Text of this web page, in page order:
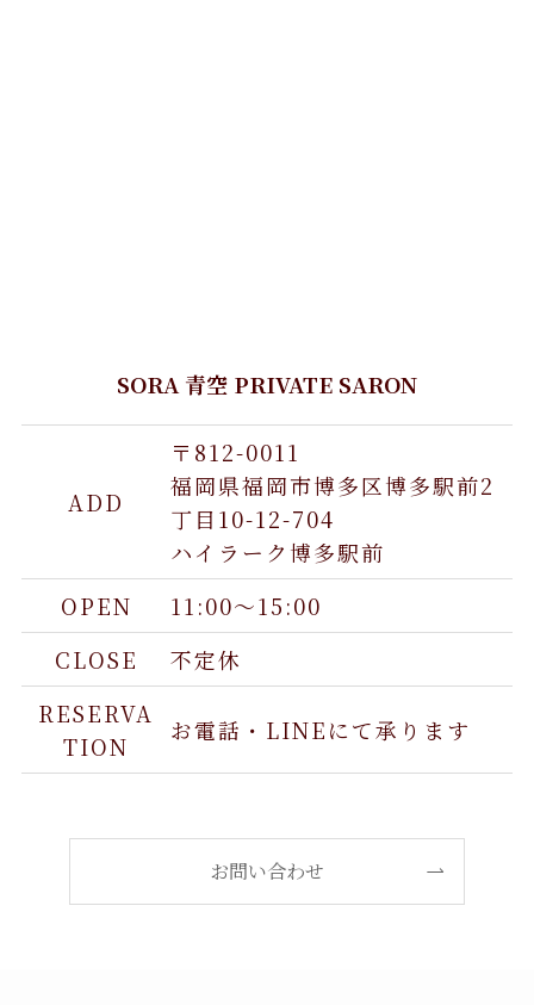
SORA 青空 PRIVATE SARON
ADD
〒812-0011
福岡県福岡市博多区博多駅前2
丁目10-12-704
ハイラーク博多駅前
OPEN
11:00〜15:00
CLOSE
不定休
RESERVA
TION
お電話・LINEにて承ります
お問い合わせ